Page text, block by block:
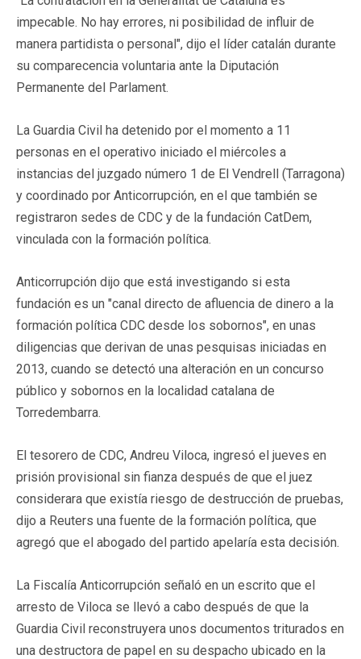
impecable. No hay errores, ni posibilidad de influir de
manera partidista o personal", dijo el líder catalán durante
su comparecencia voluntaria ante la Diputación
Permanente del Parlament.
La Guardia Civil ha detenido por el momento a 11
personas en el operativo iniciado el miércoles a
instancias del juzgado número 1 de El Vendrell (Tarragona)
y coordinado por Anticorrupción, en el que también se
registraron sedes de CDC y de la fundación CatDem,
vinculada con la formación política.
Anticorrupción dijo que está investigando si esta
fundación es un "canal directo de afluencia de dinero a la
formación política CDC desde los sobornos", en unas
diligencias que derivan de unas pesquisas iniciadas en
2013, cuando se detectó una alteración en un concurso
público y sobornos en la localidad catalana de
Torredembarra.
El tesorero de CDC, Andreu Viloca, ingresó el jueves en
prisión provisional sin fianza después de que el juez
considerara que existía riesgo de destrucción de pruebas,
dijo a Reuters una fuente de la formación política, que
agregó que el abogado del partido apelaría esta decisión.
La Fiscalía Anticorrupción señaló en un escrito que el
arresto de Viloca se llevó a cabo después de que la
Guardia Civil reconstruyera unos documentos triturados en
una destructora de papel en su despacho ubicado en la